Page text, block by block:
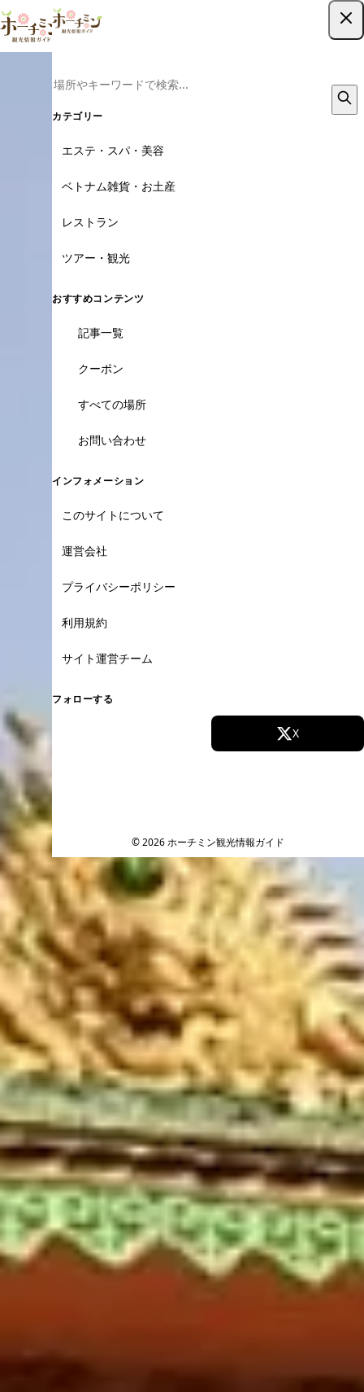
カテゴリー
エステ・スパ・美容
ベトナム雑貨・お土産
レストラン
ツアー・観光
おすすめコンテンツ
記事一覧
クーポン
すべての場所
お問い合わせ
インフォメーション
このサイトについて
運営会社
プライバシーポリシー
利用規約
サイト運営チーム
フォローする
X
© 2026 ホーチミン観光情報ガイド